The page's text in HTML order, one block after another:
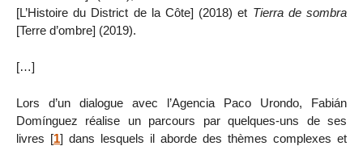
[L’Histoire du District de la Côte] (2018) et Tierra de sombra
[Terre d’ombre] (2019).
[…]
Lors d’un dialogue avec l’Agencia Paco Urondo, Fabián
Domínguez réalise un parcours par quelques-uns de ses
livres [1] dans lesquels il aborde des thèmes complexes et